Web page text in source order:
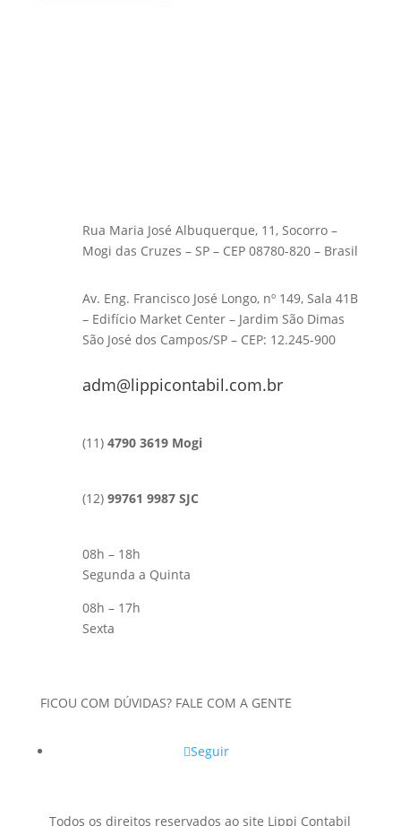
Rua Maria José Albuquerque, 11, Socorro –
Mogi das Cruzes – SP – CEP 08780-820 – Brasil
Av. Eng. Francisco José Longo, nº 149, Sala 41B
– Edifício Market Center – Jardim São Dimas
São José dos Campos/SP – CEP: 12.245-900
adm@lippicontabil.com.br
(11) 4790 3619 Mogi
(12) 99761 9987 SJC
08h – 18h
Segunda a Quinta
08h – 17h
Sexta
FICOU COM DÚVIDAS? FALE COM A GENTE
Seguir
Todos os direitos reservados ao site Lippi Contabil